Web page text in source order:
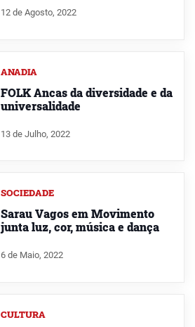
12 de Agosto, 2022
ANADIA
FOLK Ancas da diversidade e da
universalidade
13 de Julho, 2022
SOCIEDADE
Sarau Vagos em Movimento
junta luz, cor, música e dança
6 de Maio, 2022
CULTURA